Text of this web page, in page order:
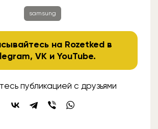
samsung
на Rozetked в
,VK иYouTube.
публикацией с друзьями